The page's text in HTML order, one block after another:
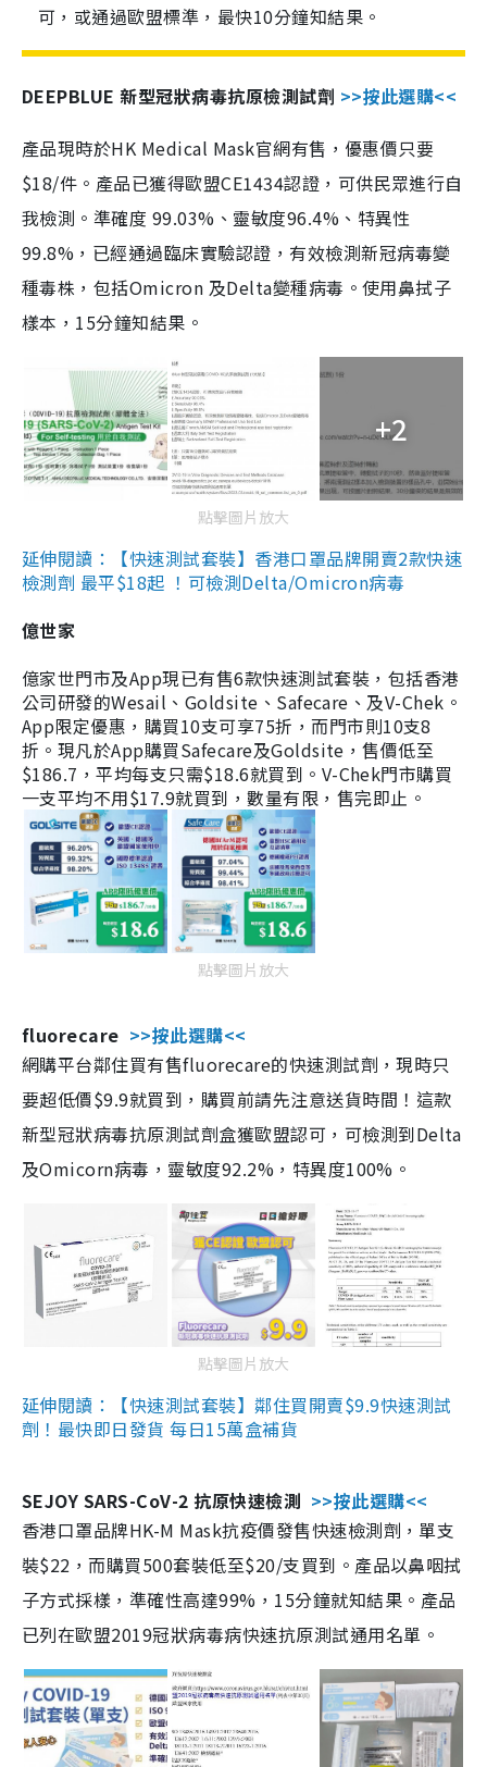
可，或通過歐盟標準，最快10分鐘知結果。
DEEPBLUE 新型冠狀病毒抗原檢測試劑 >>按此選購<<
產品現時於HK Medical Mask官網有售，優惠價只要
$18/件。產品已獲得歐盟CE1434認證，可供民眾進行自
我檢測。準確度 99.03%、靈敏度96.4%、特異性
99.8%，已經通過臨床實驗認證，有效檢測新冠病毒變
種毒株，包括Omicron 及Delta變種病毒。使用鼻拭子
樣本，15分鐘知結果。
+2
點擊圖片放大
延伸閱讀：【快速測試套裝】香港口罩品牌開賣2款快速
檢測劑 最平$18起 ！可檢測Delta/Omicron病毒
億世家
億家世門市及App現已有售6款快速測試套裝，包括香港
公司研發的Wesail、Goldsite、Safecare、及V-Chek。
App限定優惠，購買10支可享75折，而門市則10支8
折。現凡於App購買Safecare及Goldsite，售價低至
$186.7，平均每支只需$18.6就買到。V-Chek門市購買
一支平均不用$17.9就買到，數量有限，售完即止。
點擊圖片放大
fluorecare >>按此選購<<
網購平台鄰住買有售fluorecare的快速測試劑，現時只
要超低價$9.9就買到，購買前請先注意送貨時間！這款
新型冠狀病毒抗原測試劑盒獲歐盟認可，可檢測到Delta
及Omicorn病毒，靈敏度92.2%，特異度100%。
點擊圖片放大
延伸閱讀：【快速測試套裝】鄰住買開賣$9.9快速測試
劑！最快即日發貨 每日15萬盒補貨
SEJOY SARS-CoV-2 抗原快速檢測 >>按此選購<<
香港口罩品牌HK-M Mask抗疫價發售快速檢測劑，單支
裝$22，而購買500套裝低至$20/支買到。產品以鼻咽拭
子方式採樣，準確性高達99%，15分鐘就知結果。產品
已列在歐盟2019冠狀病毒病快速抗原測試通用名單。